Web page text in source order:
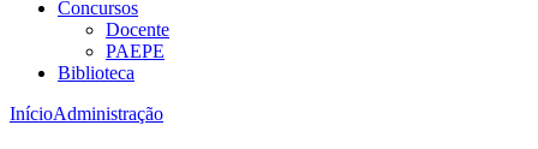
Concursos
Docente
PAEPE
Biblioteca
InícioAdministração